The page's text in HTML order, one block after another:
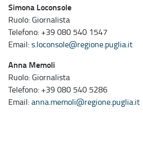
Simona Loconsole
Ruolo: Giornalista
Telefono: +39 080 540 1547
Email:s.loconsole@regione.puglia.it
Anna Memoli
Ruolo: Giornalista
Telefono: +39 080 540 5286
Email:anna.memoli@regione.puglia.it